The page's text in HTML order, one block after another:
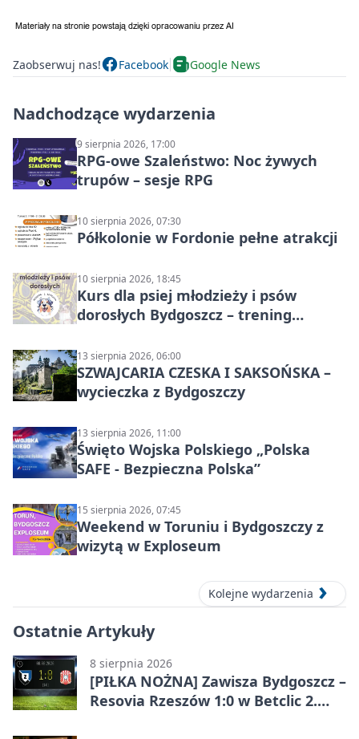
Zaobserwuj nas! Facebook Google News
Nadchodzące wydarzenia
9 sierpnia 2026, 17:00
RPG-owe Szaleństwo: Noc żywych
trupów – sesje RPG
10 sierpnia 2026, 07:30
Półkolonie w Fordonie pełne atrakcji
10 sierpnia 2026, 18:45
Kurs dla psiej młodzieży i psów
dorosłych Bydgoszcz – trening
13 sierpnia 2026, 06:00
SZWAJCARIA CZESKA I SAKSOŃSKA –
wycieczka z Bydgoszczy
13 sierpnia 2026, 11:00
Święto Wojska Polskiego „Polska
SAFE - Bezpieczna Polska”
15 sierpnia 2026, 07:45
Weekend w Toruniu i Bydgoszczy z
wizytą w Exploseum
Kolejne wydarzenia
Ostatnie Artykuły
8 sierpnia 2026
[PIŁKA NOŻNA] Zawisza Bydgoszcz –
Resovia Rzeszów 1:0 w Betclic 2.